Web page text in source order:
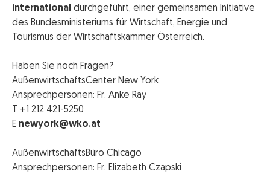
international durchgeführt, einer gemeinsamen Initiative
des Bundesministeriums für Wirtschaft, Energie und
Tourismus der Wirtschaftskammer Österreich.
Haben Sie noch Fragen?
AußenwirtschaftsCenter New York
Ansprechpersonen: Fr. Anke Ray
T +1 212 421-5250
E newyork@wko.at
AußenwirtschaftsBüro Chicago
Ansprechpersonen: Fr. Elizabeth Czapski